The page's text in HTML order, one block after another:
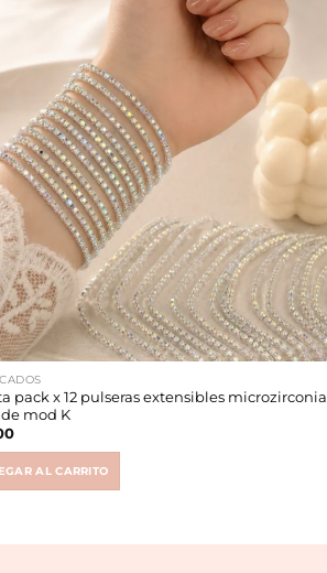
pack x 12 pulseras extensibles microzirconia
mod K
AL CARRITO